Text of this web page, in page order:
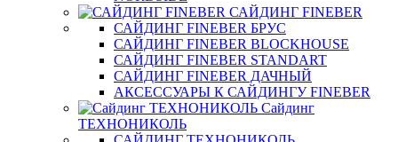
САЙДИНГ FINEBER
САЙДИНГ FINEBER БРУС
САЙДИНГ FINEBER BLOCKHOUSE
САЙДИНГ FINEBER STANDART
САЙДИНГ FINEBER ДАЧНЫЙ
АКСЕССУАРЫ К САЙДИНГУ FINEBER
Сайдинг
ТЕХНОНИКОЛЬ